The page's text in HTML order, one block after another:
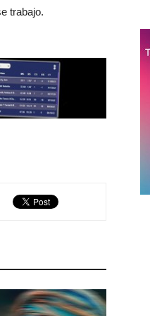
trabajo.